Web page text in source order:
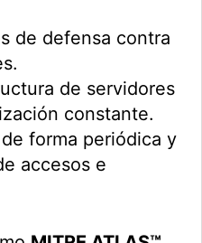
de defensa contra
de servidores
constante.
forma periódica y
accesos e